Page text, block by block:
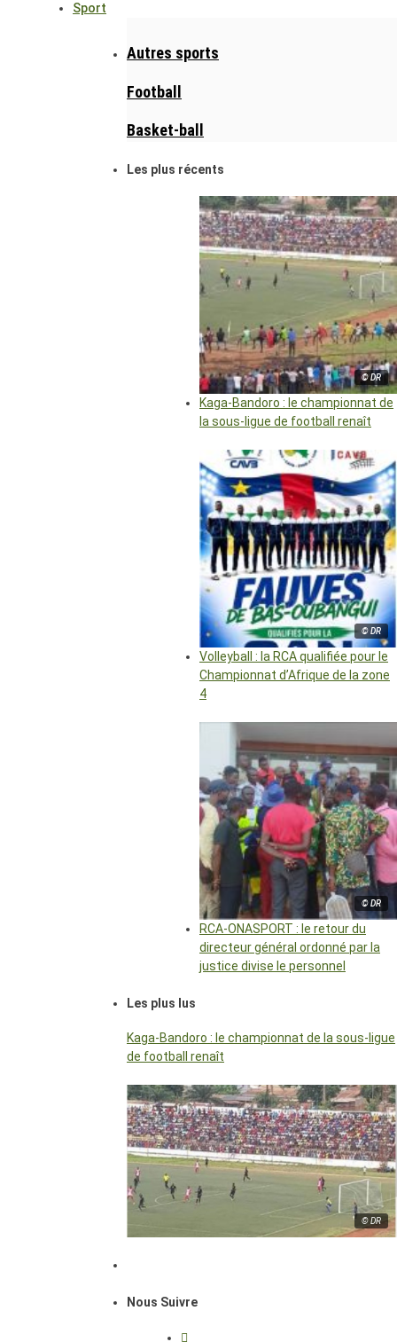
Sport
Autres sports
Football
Basket-ball
Les plus récents
© DR
Kaga-Bandoro : le championnat de
la sous-ligue de football renaît
© DR
Volleyball : la RCA qualifiée pour le
Championnat d’Afrique de la zone
4
© DR
RCA-ONASPORT : le retour du
directeur général ordonné par la
justice divise le personnel
Les plus lus
Kaga-Bandoro : le championnat de la sous-ligue
de football renaît
© DR
Nous Suivre